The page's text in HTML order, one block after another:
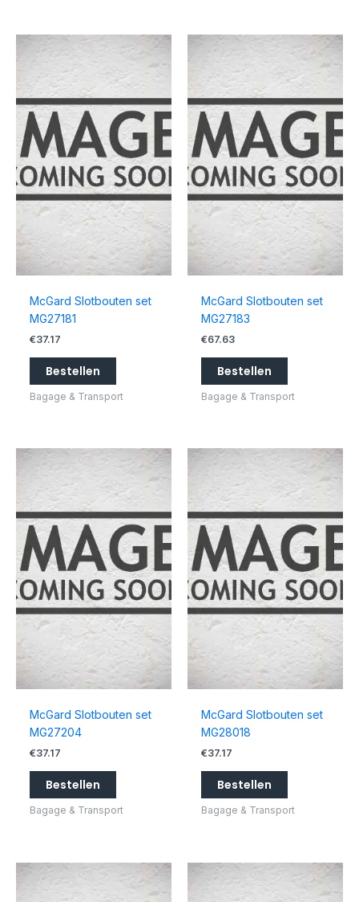
McGard Slotbouten set
MG27181
€37.17
Bestellen
Bagage & Transport
McGard Slotbouten set
MG27183
€67.63
Bestellen
Bagage & Transport
McGard Slotbouten set
MG27204
€37.17
Bestellen
Bagage & Transport
McGard Slotbouten set
MG28018
€37.17
Bestellen
Bagage & Transport